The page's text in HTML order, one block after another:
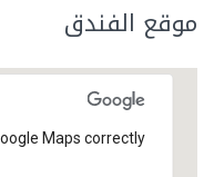
موقع الفندق
Maps correctly.